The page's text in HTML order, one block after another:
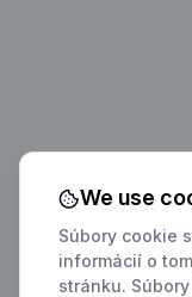
We use
Súbory cookie
informácií o
stránku.